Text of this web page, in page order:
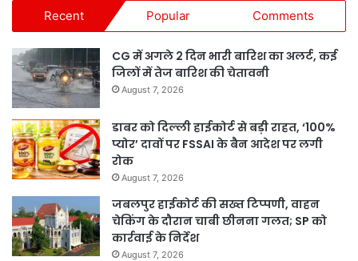
Recent Popular Comments
CG में अगले 2 दिन भारी बारिश का अलर्ट, कई
जिलों में तेज बारिश की चेतावनी
August 7, 2026
डाबर को दिल्ली हाईकोर्ट से बड़ी राहत, ‘100%
प्योर’ दावों पर FSSAI के बैन आदेश पर लगी
रोक
August 7, 2026
जबलपुर हाईकोर्ट की सख्त टिप्पणी, वाहन
चेकिंग के दौरान चाबी छीनना गलत; SP को
कार्रवाई के निर्देश
August 7, 2026